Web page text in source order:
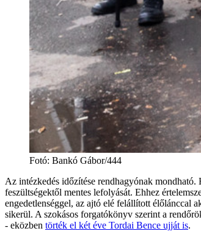
Fotó: Bankó Gábor/444
Az intézkedés időzítése rendhagyónak
feszültségektől mentes lefolyását. Ehhez
engedetlenséggel, az ajtó elé felállított élőlánccal
sikerül. A szokásos forgatókönyv szerint a
- eközben törték el két éve Tordai Bence ujját is.